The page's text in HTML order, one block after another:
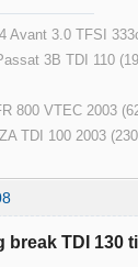
Avant 3.0 TFSI
3B TDI 110
800 VTEC 2003
TDI 100 2003
break TDI 130